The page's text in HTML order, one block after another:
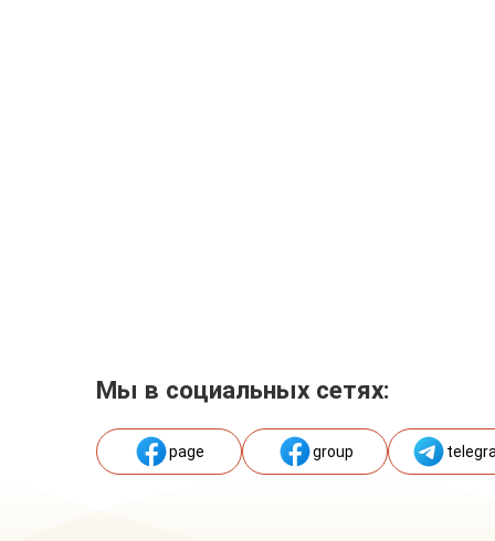
Мы в социальных сетях:
page group